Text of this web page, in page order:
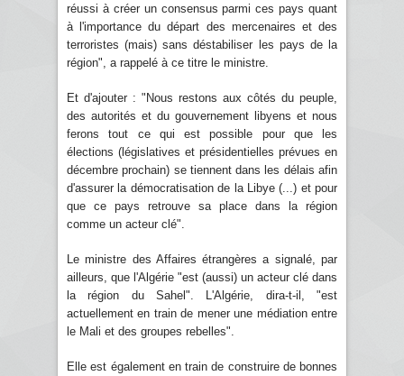
réussi à créer un consensus parmi ces pays quant
à l'importance du départ des mercenaires et des
terroristes (mais) sans déstabiliser les pays de la
région", a rappelé à ce titre le ministre.
Et d'ajouter : "Nous restons aux côtés du peuple,
des autorités et du gouvernement libyens et nous
ferons tout ce qui est possible pour que les
élections (législatives et présidentielles prévues en
décembre prochain) se tiennent dans les délais afin
d'assurer la démocratisation de la Libye (...) et pour
que ce pays retrouve sa place dans la région
comme un acteur clé".
Le ministre des Affaires étrangères a signalé, par
ailleurs, que l'Algérie "est (aussi) un acteur clé dans
la région du Sahel". L'Algérie, dira-t-il, "est
actuellement en train de mener une médiation entre
le Mali et des groupes rebelles".
Elle est également en train de construire de bonnes